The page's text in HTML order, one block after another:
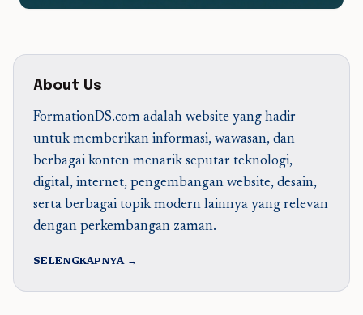
About Us
FormationDS.com adalah website yang hadir
untuk memberikan informasi, wawasan, dan
berbagai konten menarik seputar teknologi,
digital, internet, pengembangan website, desain,
serta berbagai topik modern lainnya yang relevan
dengan perkembangan zaman.
SELENGKAPNYA →